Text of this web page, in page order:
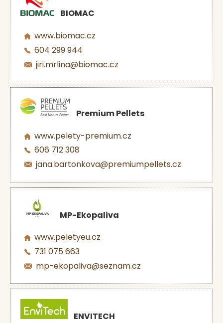
BIOMAC
www.biomac.cz
604 299 944
jiri.mrlina@biomac.cz
Premium Pellets
www.pelety-premium.cz
606 712 308
jana.bartonkova@premiumpellets.cz
MP-Ekopaliva
www.peletyeu.cz
731 075 663
mp-ekopaliva@seznam.cz
ENVITECH